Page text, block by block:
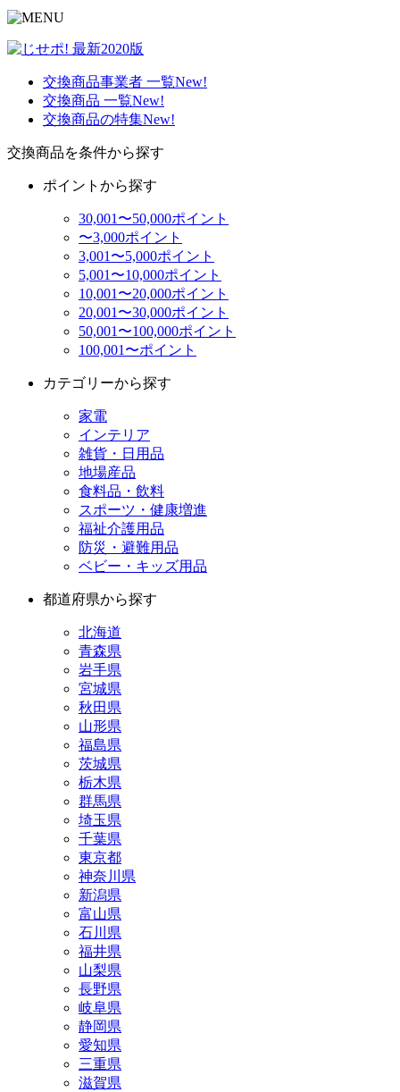
交換商品事業者 一覧New!
交換商品 一覧New!
交換商品の特集New!
交換商品を条件から探す
ポイントから探す
30,001〜50,000ポイント
〜3,000ポイント
3,001〜5,000ポイント
5,001〜10,000ポイント
10,001〜20,000ポイント
20,001〜30,000ポイント
50,001〜100,000ポイント
100,001〜ポイント
カテゴリーから探す
家電
インテリア
雑貨・日用品
地場産品
食料品・飲料
スポーツ・健康増進
福祉介護用品
防災・避難用品
ベビー・キッズ用品
都道府県から探す
北海道
青森県
岩手県
宮城県
秋田県
山形県
福島県
茨城県
栃木県
群馬県
埼玉県
千葉県
東京都
神奈川県
新潟県
富山県
石川県
福井県
山梨県
長野県
岐阜県
静岡県
愛知県
三重県
滋賀県